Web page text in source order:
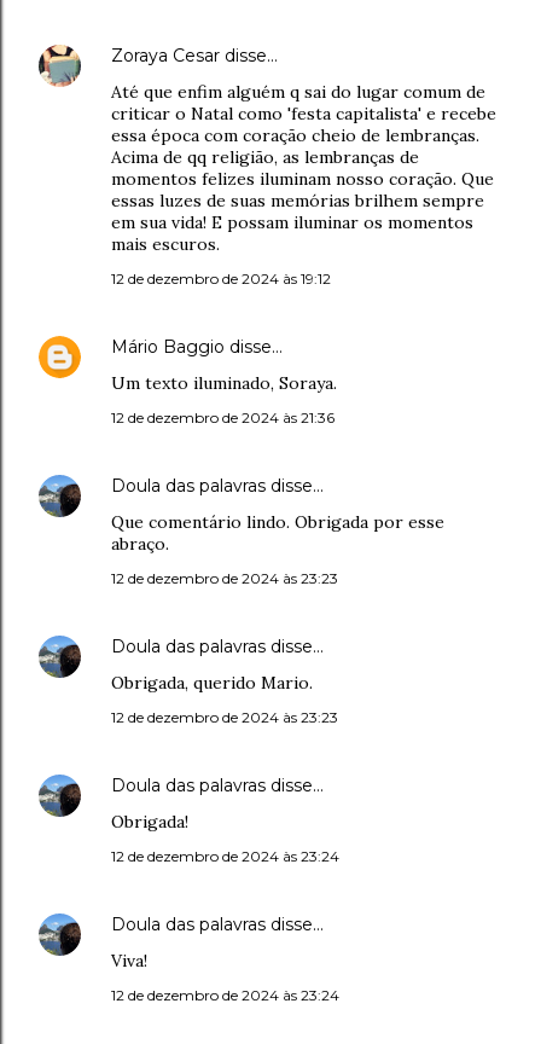
Zoraya Cesar disse…
Até que enfim alguém q sai do lugar comum de
criticar o Natal como 'festa capitalista' e recebe
essa época com coração cheio de lembranças.
Acima de qq religião, as lembranças de
momentos felizes iluminam nosso coração. Que
essas luzes de suas memórias brilhem sempre
em sua vida! E possam iluminar os momentos
mais escuros.
12 de dezembro de 2024 às 19:12
Mário Baggio disse…
Um texto iluminado, Soraya.
12 de dezembro de 2024 às 21:36
Doula das palavras disse…
Que comentário lindo. Obrigada por esse
abraço.
12 de dezembro de 2024 às 23:23
Doula das palavras disse…
Obrigada, querido Mario.
12 de dezembro de 2024 às 23:23
Doula das palavras disse…
Obrigada!
12 de dezembro de 2024 às 23:24
Doula das palavras disse…
Viva!
12 de dezembro de 2024 às 23:24